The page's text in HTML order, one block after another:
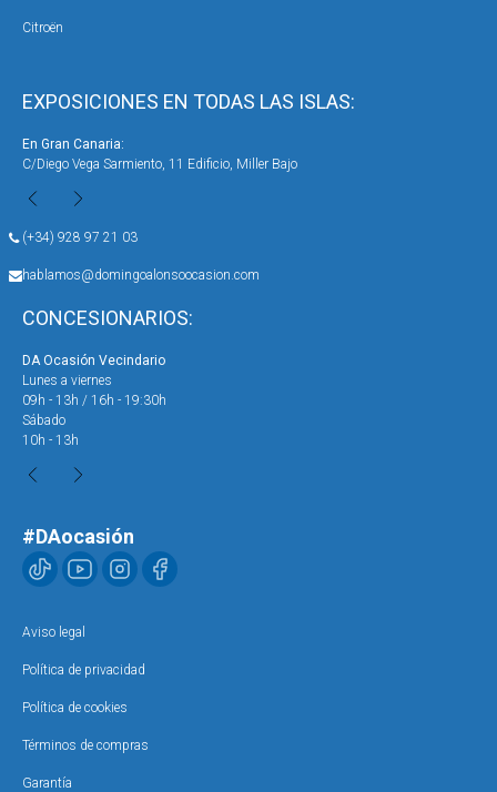
EXPOSICIONES EN TODAS LAS ISLAS:
En Gran Canaria:
C/Diego Vega Sarmiento, 11 Edificio, Miller Bajo
(+34) 928 97 21 03
hablamos@domingoalonsoocasion.com
CONCESIONARIOS:
DA Ocasión Vecindario
Lunes a viernes
09h - 13h / 16h - 19:30h
Sábado
10h - 13h
Citroën
#DAocasión
Aviso legal
Política de privacidad
Política de cookies
Términos de compras
Garantía